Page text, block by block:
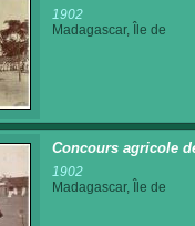
1902
Madagascar, Île de
Concours agricole
1902
Madagascar, Île de